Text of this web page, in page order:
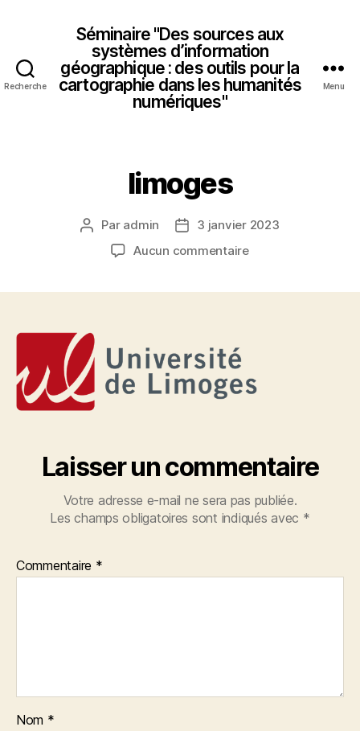
Recherche
Séminaire "Des sources aux
systèmes d’information
géographique : des outils pour la
cartographie dans les humanités
numériques"
Menu
limoges
Auteur
l’article
Par admin
Date3 janvier 2023
Aucun commentairesur
Laisser un commentaire
Votre adresse e-mail ne sera pas publiée.
Les champs obligatoires sont indiqués avec *
Commentaire *
Nom *